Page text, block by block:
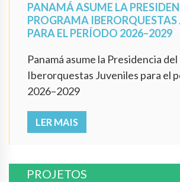
PANAMÁ ASUME LA
PROGRAMA IBERORQUESTAS
PARA EL PERÍODO 2026–2029
Panamá asume la Presidencia
Iberorquestas Juveniles para el
2026–2029
LER MAIS
PROJETOS